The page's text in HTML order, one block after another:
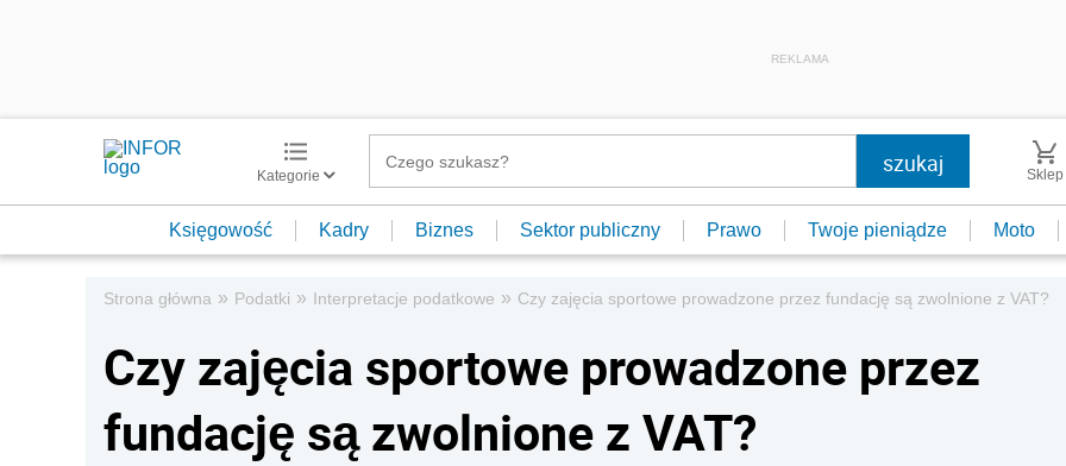
REKLAMA
Kategorie Sklep
Księgowość Kadry Biznes Sektor publiczny Prawo Twoje pieniądze Moto
Strona główna » Podatki » Interpretacje podatkowe » Czy zajęcia sportowe prowadzone przez fundację są zwolnione z VAT?
Czy zajęcia sportowe prowadzone przez
fundację są zwolnione z VAT?